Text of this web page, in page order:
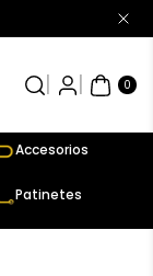
0
AR
TÍC
UL
Accesorios
Patinetes